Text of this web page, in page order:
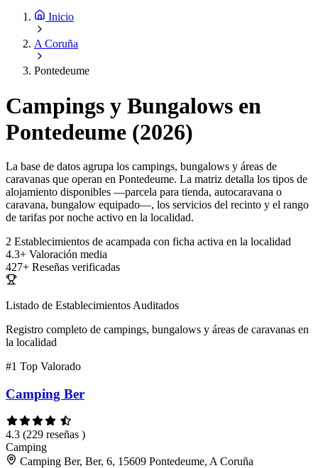
Inicio
A Coruña
Pontedeume
Campings y Bungalows en
Pontedeume (2026)
La base de datos agrupa los campings, bungalows y áreas de
caravanas que operan en Pontedeume. La matriz detalla los tipos de
alojamiento disponibles —parcela para tienda, autocaravana o
caravana, bungalow equipado—, los servicios del recinto y el rango
de tarifas por noche activo en la localidad.
2 Establecimientos de acampada con ficha activa en la localidad
4.3+ Valoración media
427+ Reseñas verificadas
Listado de Establecimientos Auditados
Registro completo de campings, bungalows y áreas de caravanas en
la localidad
#1 Top Valorado
Camping Ber
4.3 (229 reseñas )
Camping
Camping Ber, Ber, 6, 15609 Pontedeume, A Coruña